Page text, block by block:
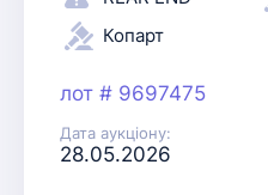
Копарт
лот # 9697475
Дата аукціону:
28.05.2026